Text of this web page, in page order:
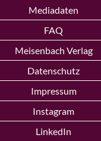
Mediadaten
FAQ
Meisenbach Verlag
Datenschutz
Impressum
Instagram
LinkedIn